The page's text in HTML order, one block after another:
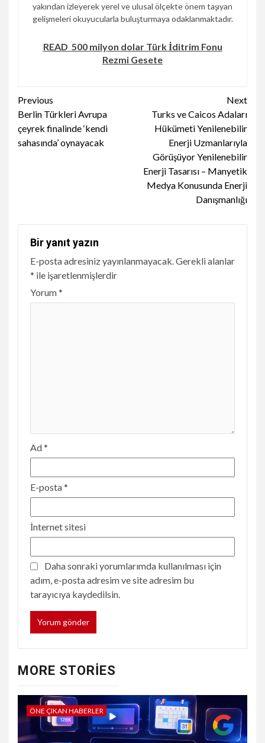
yakından izleyerek yerel ve ulusal ölçekte önem taşıyan
gelişmeleri okuyucularla buluşturmaya odaklanmaktadır.
READ 500 milyon dolar Türk İditrim Fonu
Rezmi Gesete
Continue
Reading
Previous
Berlin Türkleri Avrupa
çeyrek finalinde ‘kendi
sahasında’ oynayacak
Next
Turks ve Caicos Adaları
Hükümeti Yenilenebilir
Enerji Uzmanlarıyla
Görüşüyor Yenilenebilir
Enerji Tasarısı – Manyetik
Medya Konusunda Enerji
Danışmanlığı
Bir yanıt yazın
E-posta adresiniz yayınlanmayacak. Gerekli alanlar
* ile işaretlenmişlerdir
Yorum*
Ad*
E-posta*
İnternet sitesi
Daha sonraki yorumlarımda kullanılması için
adım, e-posta adresim ve site adresim bu
tarayıcıya kaydedilsin.
MORE STORIES
ÖNE ÇIKAN HABERLER